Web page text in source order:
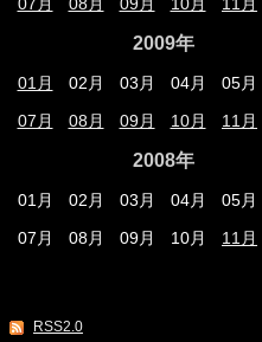
2009年
01月 02月 03月 04月 05月
07月
08月 09月 10月 11月
2008年
01月 02月 03月 04月 05月
07月
08月 09月 10月 11月
RSS2.0